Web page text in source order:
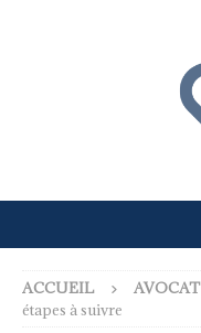
ACCUEIL AVOCAT
étapes à suivre